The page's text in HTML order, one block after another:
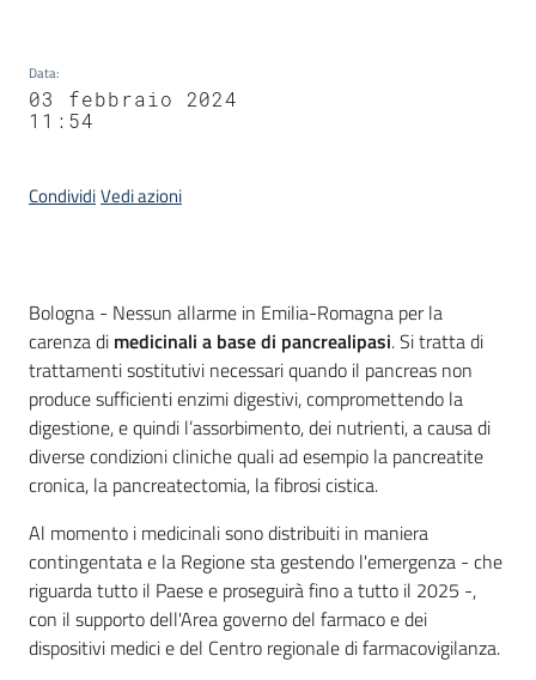
Data:
03 febbraio 2024
11:54
CondividiVedi azioni
Contenuto
Bologna - Nessun allarme in Emilia-Romagna per la
carenza di medicinali a base di pancrealipasi. Si tratta di
trattamenti sostitutivi necessari quando il pancreas non
produce sufficienti enzimi digestivi, compromettendo la
digestione, e quindi l’assorbimento, dei nutrienti, a causa di
diverse condizioni cliniche quali ad esempio la pancreatite
cronica, la pancreatectomia, la fibrosi cistica.
Al momento i medicinali sono distribuiti in maniera
contingentata e la Regione sta gestendo l'emergenza - che
riguarda tutto il Paese e proseguirà fino a tutto il 2025 -,
con il supporto dell'Area governo del farmaco e dei
dispositivi medici e del Centro regionale di farmacovigilanza.